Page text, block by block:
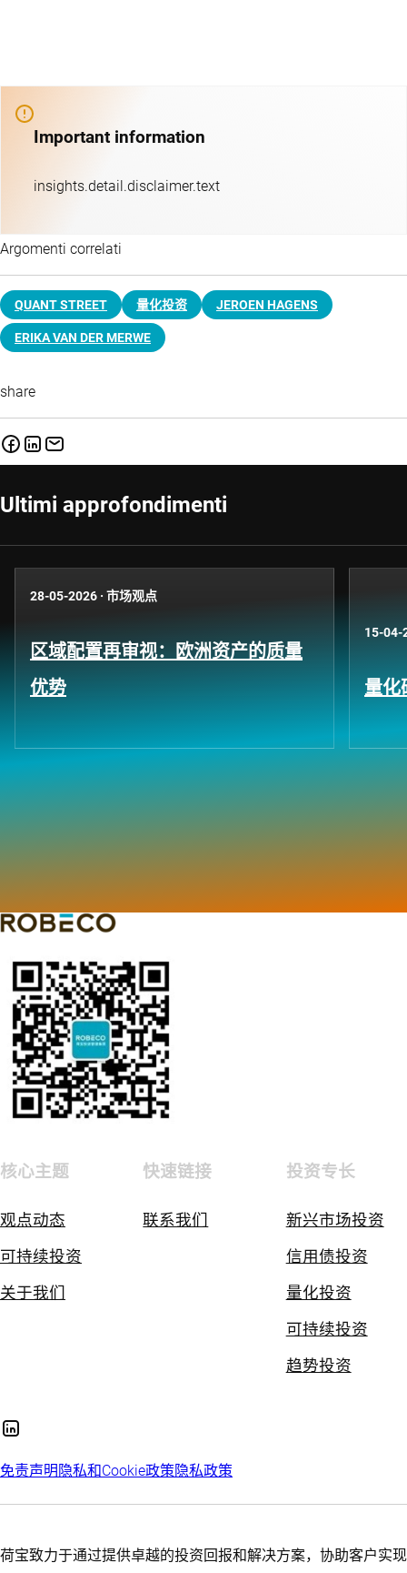
Important information
insights.detail.disclaimer.text
Argomenti correlati
QUANT STREET 量化投资 JEROEN HAGENS
ERIKA VAN DER MERWE
share
Ultimi approfondimenti
28-05-2026 · 市场观点
区域配置再审视：欧洲资产的质量
优势
15-04-
量化
核心主题
观点动态
可持续投资
关于我们
快速链接
联系我们
投资专长
新兴市场投资
信用债投资
量化投资
可持续投资
趋势投资
免责声明 隐私和Cookie政策隐私政策
荷宝致力于通过提供卓越的投资回报和解决方案，协助客户实现